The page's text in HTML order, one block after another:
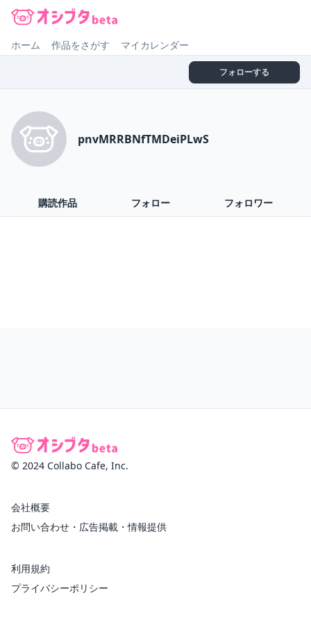
ホーム 作品をさがす マイカレンダー
フォローする
pnvMRRBNfTMDeiPLwS
購読作品 フォロー フォロワー
© 2024 Collabo Cafe, Inc.
会社概要
お問い合わせ・広告掲載・情報提供
利用規約
プライバシーポリシー